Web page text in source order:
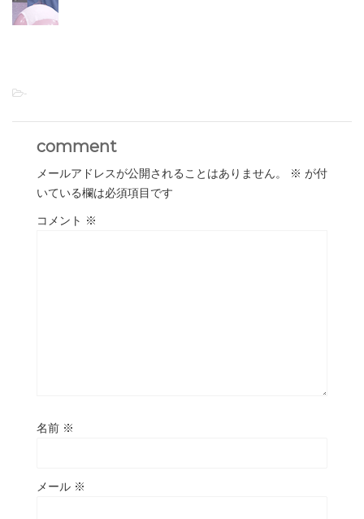
-
comment
メールアドレスが公開されることはありません。 ※ が付
いている欄は必須項目です
コメント ※
名前 ※
メール ※